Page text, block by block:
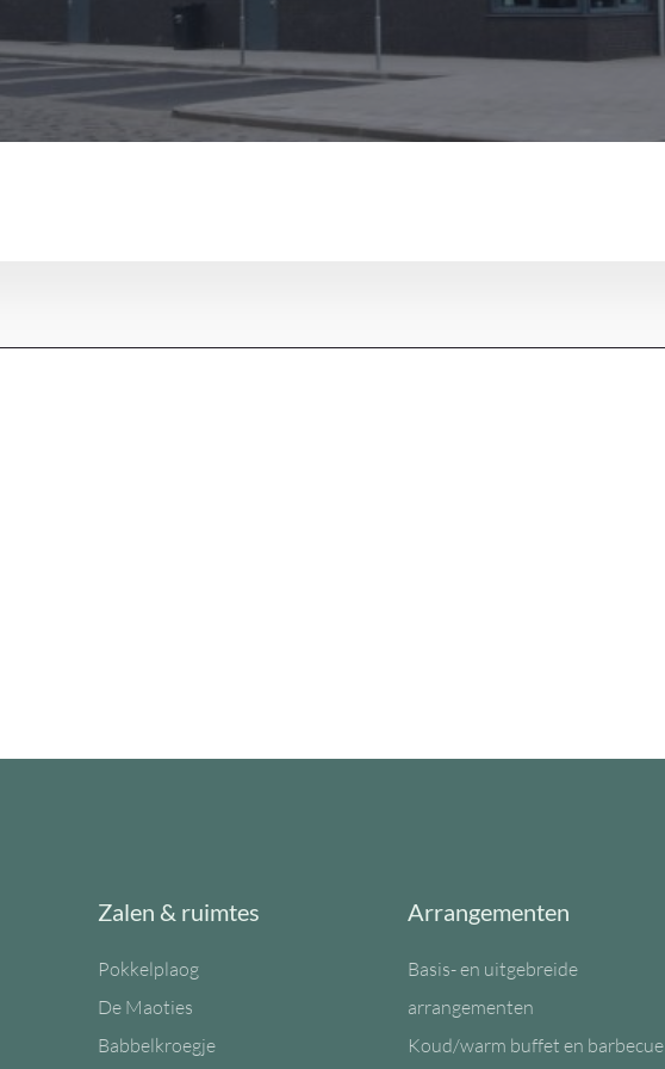
Zalen & ruimtes
Pokkelplaog
De Maoties
Babbelkroegje
Arrangementen
Basis- en uitgebreide
arrangementen
Koud/warm buffet en barbecue